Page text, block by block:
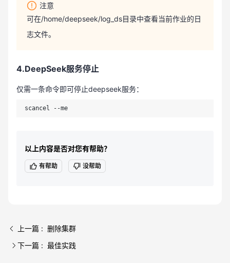
注意
可在/home/deepseek/log_ds目录中查看当前作业的日
志文件。
4.DeepSeek服务停止
仅需一条命令即可停止deepseek服务：
scancel --me
以上内容是否对您有帮助？
有帮助 没帮助
上一篇 : 删除集群
下一篇 : 最佳实践